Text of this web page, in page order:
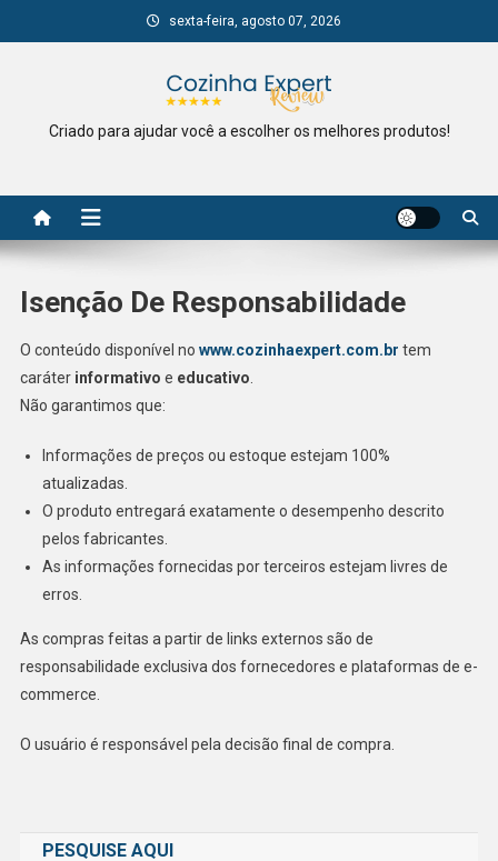
to
sexta-feira, agosto 07, 2026
Criado para ajudar você a escolher os melhores produtos!
Isenção De Responsabilidade
O conteúdo disponível no www.cozinhaexpert.com.br tem
caráter informativo e educativo
Não garantimos que:
Informações de preços ou estoque estejam 100%
atualizadas.
O produto entregará exatamente o desempenho descrito
pelos fabricantes.
As informações fornecidas por terceiros estejam livres de
erros.
As compras feitas a partir de links externos são de
responsabilidade exclusiva dos fornecedores e plataformas de e-
commerce.
O usuário é responsável pela decisão final de compra.
PESQUISE AQUI